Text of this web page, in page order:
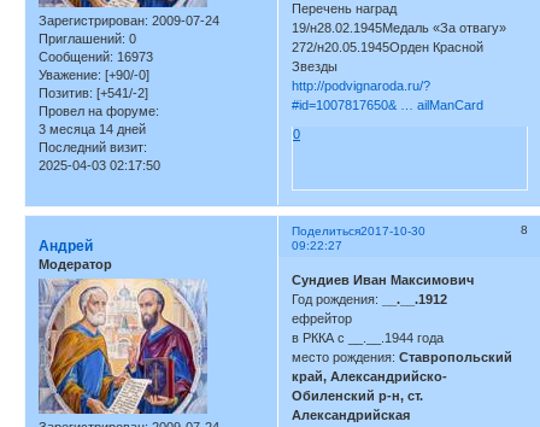
Зарегистрирован: 2009-07-24
Приглашений: 0
Сообщений: 16973
Уважение: [+90/-0]
Позитив: [+541/-2]
Провел на форуме:
3 месяца 14 дней
Последний визит:
2025-04-03 02:17:50
Перечень наград
19/н28.02.1945Медаль «За отвагу»
272/н20.05.1945Орден Красной
Звезды
http://podvignaroda.ru/?
#id=1007817650& … ailManCard
0
Поделиться 8
2017-10-30
09:22:27
Андрей
Модератор
Сундиев Иван Максимович
Год рождения:
__.__.1912
ефрейтор
в РККА с __.__.1944 года
место рождения:Ставропольский
край, Александрийско-
Обиленский р-н, ст.
Александрийская